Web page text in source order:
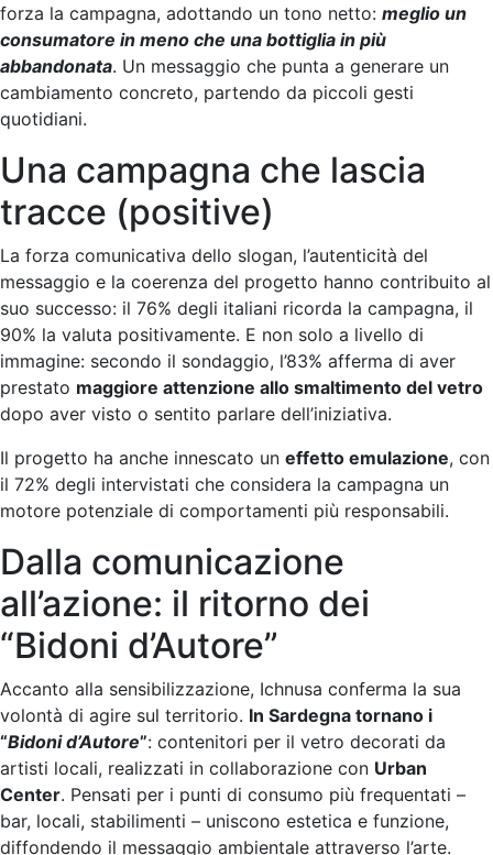
forza la campagna, adottando un tono netto: meglio un
consumatore in meno che una bottiglia in più
abbandonata. Un messaggio che punta a generare un
cambiamento concreto, partendo da piccoli gesti
quotidiani.
Una campagna che lascia
tracce (positive)
La forza comunicativa dello slogan, l’autenticità del
messaggio e la coerenza del progetto hanno contribuito al
suo successo: il 76% degli italiani ricorda la campagna, il
90% la valuta positivamente. E non solo a livello di
immagine: secondo il sondaggio, l’83% afferma di aver
prestato maggiore attenzione allo smaltimento del vetro
dopo aver visto o sentito parlare dell’iniziativa.
Il progetto ha anche innescato un effetto emulazione, con
il 72% degli intervistati che considera la campagna un
motore potenziale di comportamenti più responsabili.
Dalla comunicazione
all’azione: il ritorno dei
“Bidoni d’Autore”
Accanto alla sensibilizzazione, Ichnusa conferma la sua
volontà di agire sul territorio. In Sardegna tornano i
“Bidoni d’Autore”: contenitori per il vetro decorati da
artisti locali, realizzati in collaborazione con Urban
Center. Pensati per i punti di consumo più frequentati –
bar, locali, stabilimenti – uniscono estetica e funzione,
diffondendo il messaggio ambientale attraverso l’arte.